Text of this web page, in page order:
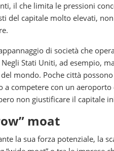
il che limita le pressioni
del capitale molto elevati,
di società che
Stati Uniti, ad esempio,
mondo. Poche città
a competere con un
non giustificare il capitale
moat
la sua forza potenziale, la